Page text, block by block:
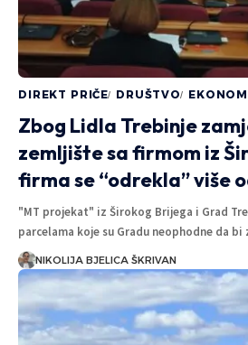
DIREKT PRIČE DRUŠTVO
Zbog Lidla Trebinje
zemljište sa firmom iz
firma se “odrekla” više
"MT projekat" iz Širokog Brijega i Grad
parcelama koje su Gradu neophodne da
NIKOLIJA BJELICA ŠKRIVAN